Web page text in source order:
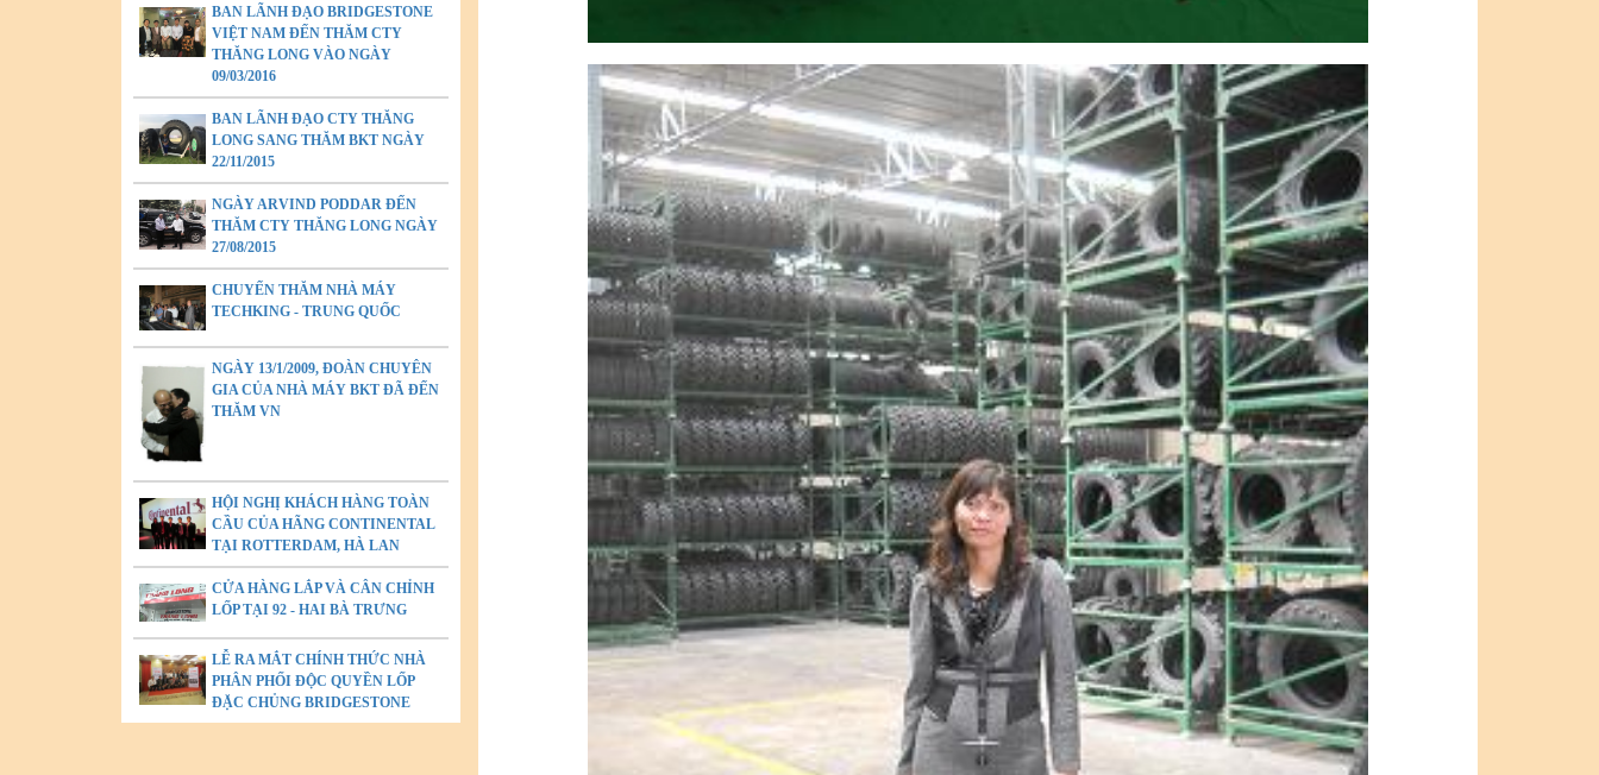
BAN LÃNH ĐẠO BRIDGESTONE
VIỆT NAM ĐẾN THĂM CTY
THĂNG LONG VÀO NGÀY
09/03/2016
BAN LÃNH ĐẠO CTY THĂNG
LONG SANG THĂM BKT NGÀY
22/11/2015
NGÀY ARVIND PODDAR ĐẾN
THĂM CTY THĂNG LONG NGÀY
27/08/2015
CHUYẾN THĂM NHÀ MÁY
TECHKING - TRUNG QUỐC
NGÀY 13/1/2009, ĐOÀN CHUYÊN
GIA CỦA NHÀ MÁY BKT ĐÃ ĐẾN
THĂM VN
HỘI NGHỊ KHÁCH HÀNG TOÀN
CẦU CỦA HÃNG CONTINENTAL
TẠI ROTTERDAM, HÀ LAN
CỬA HÀNG LẮP VÀ CÂN CHỈNH
LỐP TẠI 92 - HAI BÀ TRƯNG
LỄ RA MẮT CHÍNH THỨC NHÀ
PHÂN PHỐI ĐỘC QUYỀN LỐP
ĐẶC CHỦNG BRIDGESTONE